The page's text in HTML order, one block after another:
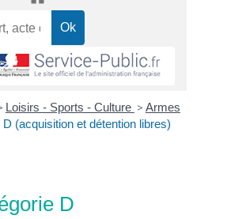
Loisirs - Sports - Culture > Armes
(acquisition et détention libres)
D